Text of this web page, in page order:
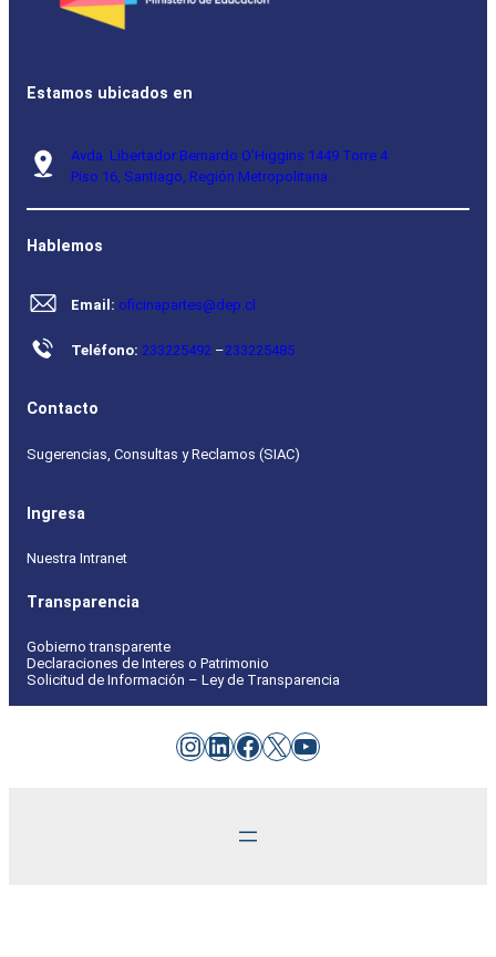
Estamos ubicados en
Avda. Libertador Bernardo O’Higgins 1449 Torre 4
Piso 16, Santiago, Región Metropolitana.
Hablemos
Email: oficinapartes@dep.cl
Teléfono: 233225492 –233225485
Contacto
Sugerencias, Consultas y Reclamos (SIAC)
Ingresa
Nuestra Intranet
Transparencia
Gobierno transparente
Declaraciones de Interes o Patrimonio
Solicitud de Información – Ley de Transparencia
Instagram
LinkedIn
Facebook
X YouTube